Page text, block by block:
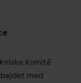
komité
med